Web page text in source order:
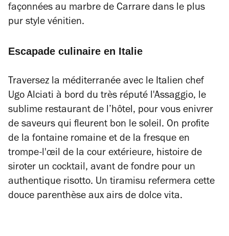
façonnées au marbre de Carrare dans le plus
pur style vénitien.
Escapade culinaire en Italie
Traversez la méditerranée avec le Italien chef
Ugo Alciati à bord du très réputé l'Assaggio, le
sublime restaurant de l’hôtel, pour vous enivrer
de saveurs qui fleurent bon le soleil. On profite
de la fontaine romaine et de la fresque en
trompe-l'œil de la cour extérieure, histoire de
siroter un cocktail, avant de fondre pour un
authentique risotto. Un tiramisu refermera cette
douce parenthèse aux airs de dolce vita.